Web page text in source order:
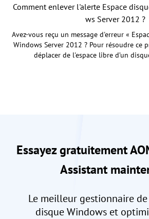
Comment enlever l'alerte Espace
ws Server 2012 ?
Avez-vous reçu un message d'erreur «
Windows Server 2012 ? Pour résoudre ce
déplacer de l'espace libre d’un
Essayez gratuitement
Assistant
Le meilleur gestionnaire
disque Windows et